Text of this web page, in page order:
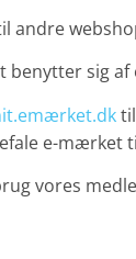
andre
benytter sig
e-mærket
vores